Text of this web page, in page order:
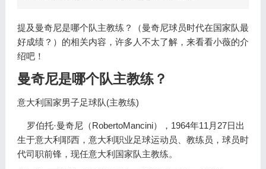
提及曼奇尼是哪个队主教练？（曼奇尼球员时代在国家队最
好成绩？）的相关内容，许多人不太了解，来看看小薇的介
绍吧！
曼奇尼是哪个队主教练？
意大利国家男子足球队(主教练)
罗伯托·曼奇尼（RobertoMancini），1964年11月27日出
生于意大利耶西，意大利职业足球运动员、教练员，球员时
代司职前锋，现任意大利国家队主教练。